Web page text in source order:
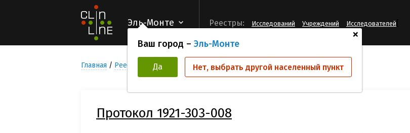
Эль-Монте
+
Ваш город – Эль-Монте
Да Нет, выбрать другой населенный пункт
Реестры: Исследований Учреждений Исследователей
Главная Реестр Клинических исследований 1921-303-008
Протокол 1921-303-008